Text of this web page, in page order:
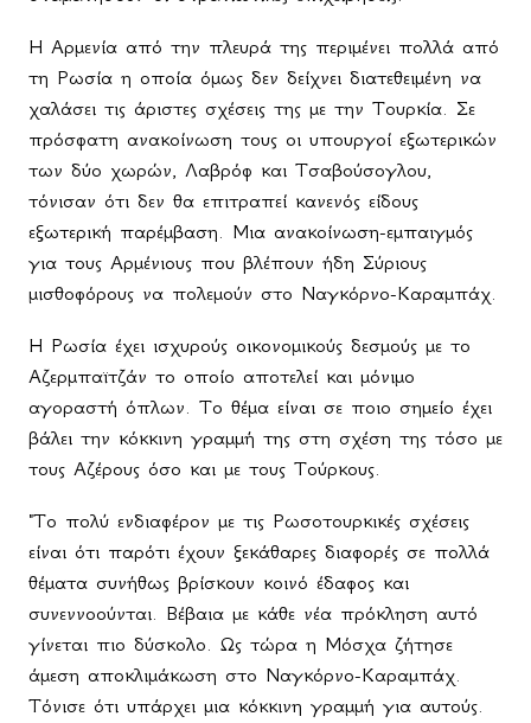
Η Αρμενία από την πλευρά της περιμένει πολλά από
τη Ρωσία η οποία όμως δεν δείχνει διατεθειμένη να
χαλάσει τις άριστες σχέσεις της με την Τουρκία. Σε
πρόσφατη ανακοίνωση τους οι υπουργοί εξωτερικών
των δύο χωρών, Λαβρόφ και Τσαβούσογλου,
τόνισαν ότι δεν θα επιτραπεί κανενός είδους
εξωτερική παρέμβαση. Μια ανακοίνωση-εμπαιγμός
για τους Αρμένιους που βλέπουν ήδη Σύριους
μισθοφόρους να πολεμούν στο Ναγκόρνο-Καραμπάχ.
Η Ρωσία έχει ισχυρούς οικονομικούς δεσμούς με το
Αζερμπαϊτζάν το οποίο αποτελεί και μόνιμο
αγοραστή όπλων. Το θέμα είναι σε ποιο σημείο έχει
βάλει την κόκκινη γραμμή της στη σχέση της τόσο με
τους Αζέρους όσο και με τους Τούρκους.
"Το πολύ ενδιαφέρον με τις Ρωσοτουρκικές σχέσεις
είναι ότι παρότι έχουν ξεκάθαρες διαφορές σε πολλά
θέματα συνήθως βρίσκουν κοινό έδαφος και
συνεννοούνται. Βέβαια με κάθε νέα πρόκληση αυτό
γίνεται πιο δύσκολο. Ως τώρα η Μόσχα ζήτησε
άμεση αποκλιμάκωση στο Ναγκόρνο-Καραμπάχ.
Τόνισε ότι υπάρχει μια κόκκινη γραμμή για αυτούς.